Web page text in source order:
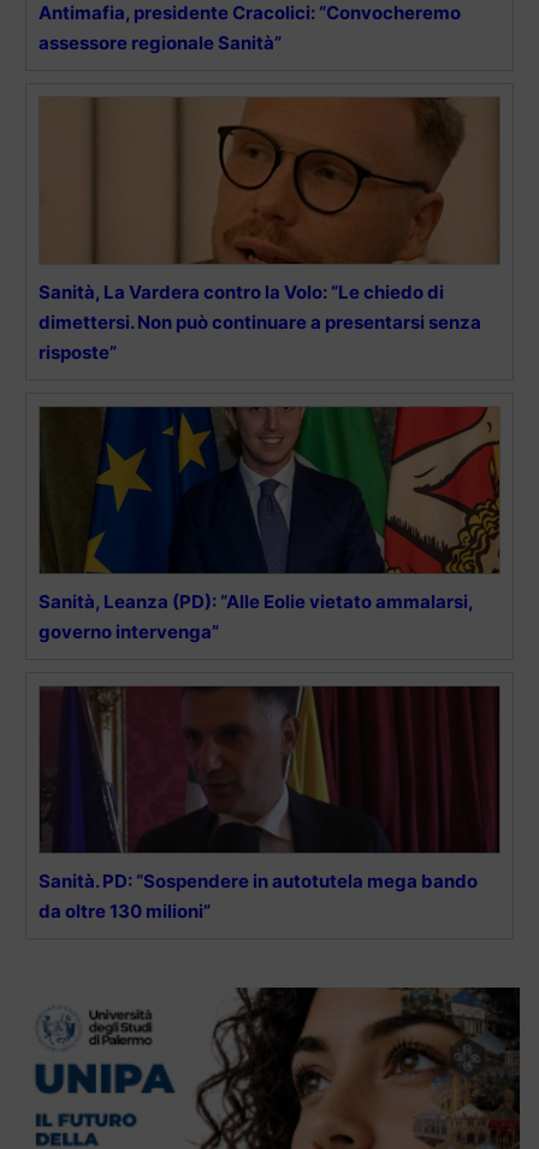
Antimafia, presidente Cracolici: “Convocheremo
assessore regionale Sanità”
Sanità, La Vardera contro la Volo: “Le chiedo di
dimettersi. Non può continuare a presentarsi senza
risposte”
Sanità, Leanza (PD): “Alle Eolie vietato ammalarsi,
governo intervenga”
Sanità. PD: “Sospendere in autotutela mega bando
da oltre 130 milioni”